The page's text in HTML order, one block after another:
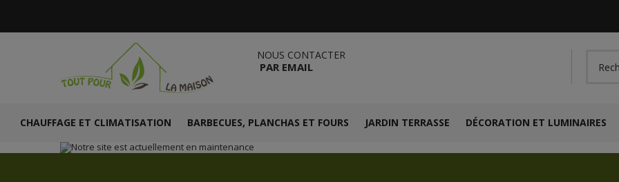
NOUS CONTACTER
PAR EMAIL
CHAUFFAGE ET CLIMATISATION BARBECUES, PLANCHAS ET FOURS JARDIN TERRASSE DÉCORATION ET LUMINAIRES